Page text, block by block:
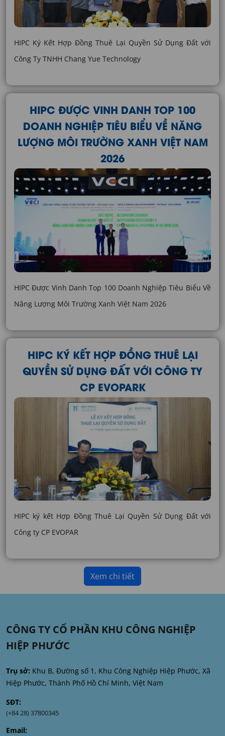
HIPC Ký Kết Hợp Đồng Thuê Lại Quyền Sử Dụng Đất với
Công Ty TNHH Chang Yue Technology
HIPC ĐƯỢC VINH DANH TOP 100
DOANH NGHIỆP TIÊU BIỂU VỀ NĂNG
LƯỢNG MÔI TRƯỜNG XANH VIỆT NAM
2026
HIPC Được Vinh Danh Top 100 Doanh Nghiệp Tiêu Biểu Về
Năng Lượng Môi Trường Xanh Việt Nam 2026
HIPC KÝ KẾT HỢP ĐỒNG THUÊ LẠI
QUYỀN SỬ DỤNG ĐẤT VỚI CÔNG TY
CP EVOPARK
HIPC ký kết Hợp Đồng Thuê Lại Quyền Sử Dụng Đất với
Công ty CP EVOPAR
Xem chi tiết
CÔNG TY CỔ PHẦN KHU CÔNG NGHIỆP
HIỆP PHƯỚC
Trụ sở: Khu B, Đường số 1, Khu Công Nghiệp Hiệp Phước, Xã
Hiệp Phước, Thành Phố Hồ Chí Minh, Việt Nam
SĐT:
(+84 28) 37800345
Email: